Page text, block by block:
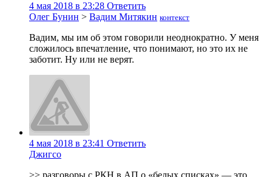
4 мая 2018 в 23:28 Ответить
Олег Бунин > Вадим Митякин контекст
Вадим, мы им об этом говорили неоднократно. У меня
сложилось впечатление, что понимают, но это их не
заботит. Ну или не верят.
4 мая 2018 в 23:41 Ответить
Джигсо